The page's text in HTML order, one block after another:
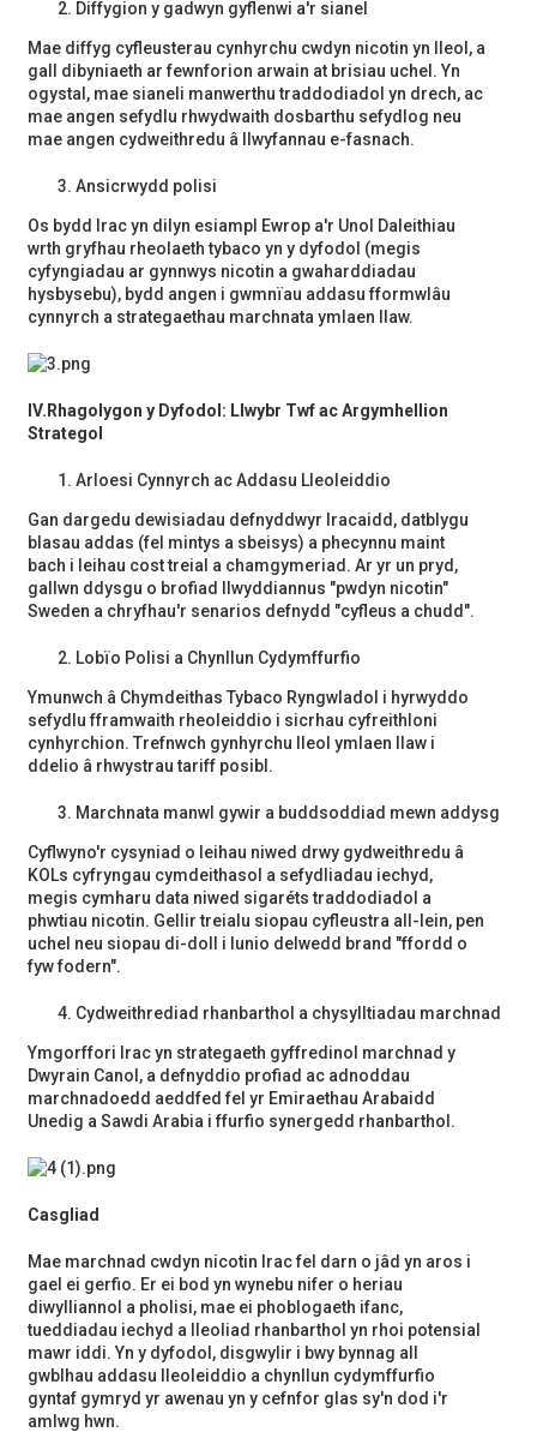
Diffygion y gadwyn gyflenwi a'r sianel
Mae diffyg cyfleusterau cynhyrchu cwdyn nicotin yn lleol, a
gall dibyniaeth ar fewnforion arwain at brisiau uchel. Yn
ogystal, mae sianeli manwerthu traddodiadol yn drech, ac
mae angen sefydlu rhwydwaith dosbarthu sefydlog neu
mae angen cydweithredu â llwyfannau e-fasnach.
Ansicrwydd polisi
Os bydd Irac yn dilyn esiampl Ewrop a'r Unol Daleithiau
wrth gryfhau rheolaeth tybaco yn y dyfodol (megis
cyfyngiadau ar gynnwys nicotin a gwaharddiadau
hysbysebu), bydd angen i gwmnïau addasu fformwlâu
cynnyrch a strategaethau marchnata ymlaen llaw.
IV. Rhagolygon y Dyfodol: Llwybr Twf ac Argymhellion
Strategol
Arloesi Cynnyrch ac Addasu Lleoleiddio
Gan dargedu dewisiadau defnyddwyr Iracaidd, datblygu
blasau addas (fel mintys a sbeisys) a phecynnu maint
bach i leihau cost treial a chamgymeriad. Ar yr un pryd,
gallwn ddysgu o brofiad llwyddiannus "pwdyn nicotin"
Sweden a chryfhau'r senarios defnydd "cyfleus a chudd".
Lobïo Polisi a Chynllun Cydymffurfio
Ymunwch â Chymdeithas Tybaco Ryngwladol i hyrwyddo
sefydlu fframwaith rheoleiddio i sicrhau cyfreithloni
cynhyrchion. Trefnwch gynhyrchu lleol ymlaen llaw i
ddelio â rhwystrau tariff posibl.
Marchnata manwl gywir a buddsoddiad mewn addysg
Cyflwyno'r cysyniad o leihau niwed drwy gydweithredu â
KOLs cyfryngau cymdeithasol a sefydliadau iechyd,
megis cymharu data niwed sigaréts traddodiadol a
phwtiau nicotin. Gellir treialu siopau cyfleustra all-lein, pen
uchel neu siopau di-doll i lunio delwedd brand "ffordd o
fyw fodern".
Cydweithrediad rhanbarthol a chysylltiadau marchnad
Ymgorffori Irac yn strategaeth gyffredinol marchnad y
Dwyrain Canol, a defnyddio profiad ac adnoddau
marchnadoedd aeddfed fel yr Emiraethau Arabaidd
Unedig a Sawdi Arabia i ffurfio synergedd rhanbarthol.
Casgliad
Mae marchnad cwdyn nicotin Irac fel darn o jâd yn aros i
gael ei gerfio. Er ei bod yn wynebu nifer o heriau
diwylliannol a pholisi, mae ei phoblogaeth ifanc,
tueddiadau iechyd a lleoliad rhanbarthol yn rhoi potensial
mawr iddi. Yn y dyfodol, disgwylir i bwy bynnag all
gwblhau addasu lleoleiddio a chynllun cydymffurfio
gyntaf gymryd yr awenau yn y cefnfor glas sy'n dod i'r
amlwg hwn.